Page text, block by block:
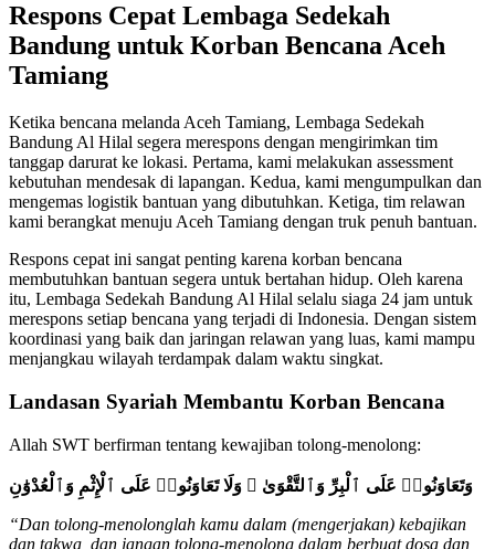
Respons Cepat Lembaga Sedekah
Bandung untuk Korban Bencana Aceh
Tamiang
Ketika bencana melanda Aceh Tamiang, Lembaga Sedekah
Bandung Al Hilal segera merespons dengan mengirimkan tim
tanggap darurat ke lokasi. Pertama, kami melakukan assessment
kebutuhan mendesak di lapangan. Kedua, kami mengumpulkan dan
mengemas logistik bantuan yang dibutuhkan. Ketiga, tim relawan
kami berangkat menuju Aceh Tamiang dengan truk penuh bantuan.
Respons cepat ini sangat penting karena korban bencana
membutuhkan bantuan segera untuk bertahan hidup. Oleh karena
itu, Lembaga Sedekah Bandung Al Hilal selalu siaga 24 jam untuk
merespons setiap bencana yang terjadi di Indonesia. Dengan sistem
koordinasi yang baik dan jaringan relawan yang luas, kami mampu
menjangkau wilayah terdampak dalam waktu singkat.
Landasan Syariah Membantu Korban Bencana
Allah SWT berfirman tentang kewajiban tolong-menolong:
وَتَعَاوَنُوا۟ عَلَى ٱلْبِرِّ وَٱلتَّقْوَىٰ ۖ وَلَا تَعَاوَنُوا۟ عَلَى ٱلْإِثْمِ وَٱلْعُدْوَٰنِ
“Dan tolong-menolonglah kamu dalam (mengerjakan) kebajikan
dan takwa, dan jangan tolong-menolong dalam berbuat dosa dan